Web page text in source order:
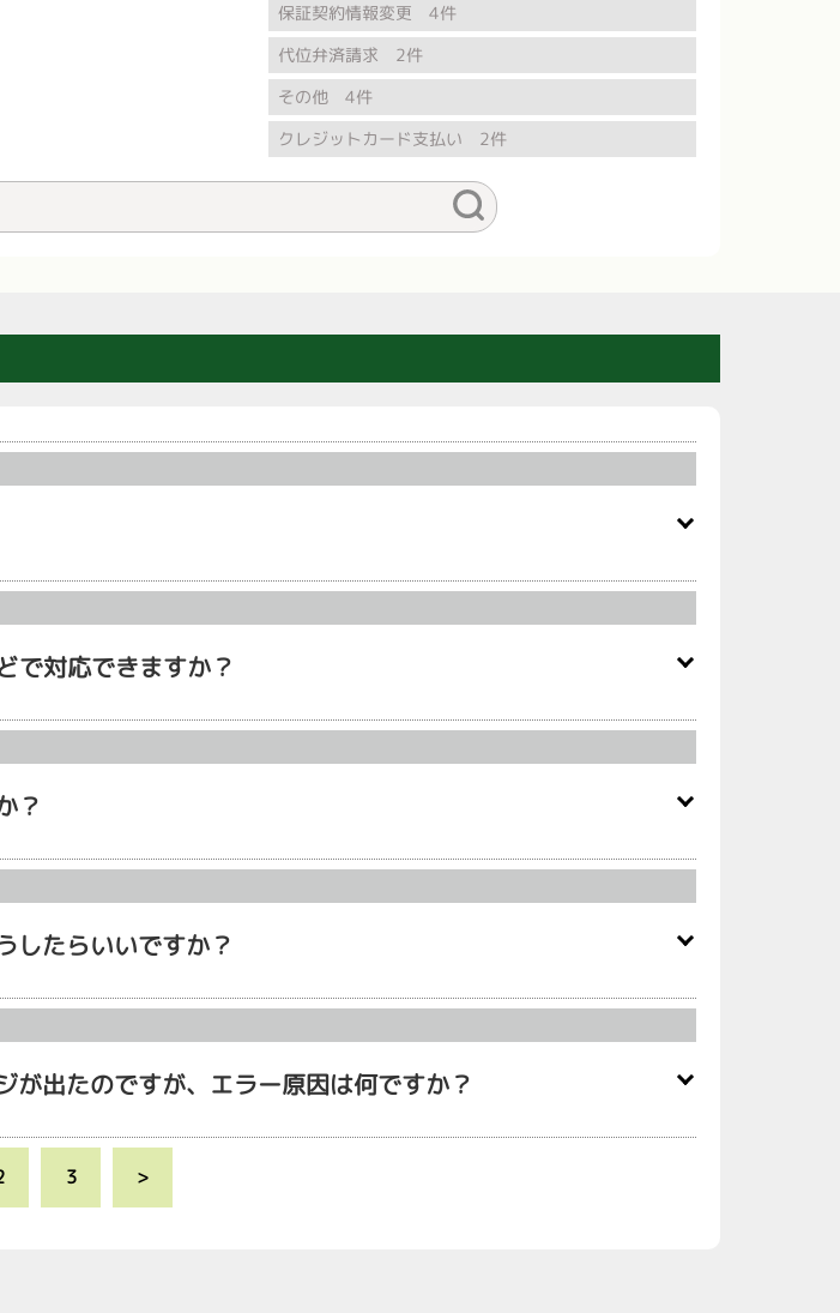
保証契約情報変更 4件
代位弁済請求 2件
その他 4件
クレジットカード支払い 2件
で対応できますか？
？
したらいいですか？
が出たのですが、エラー原因は何ですか？
3 >